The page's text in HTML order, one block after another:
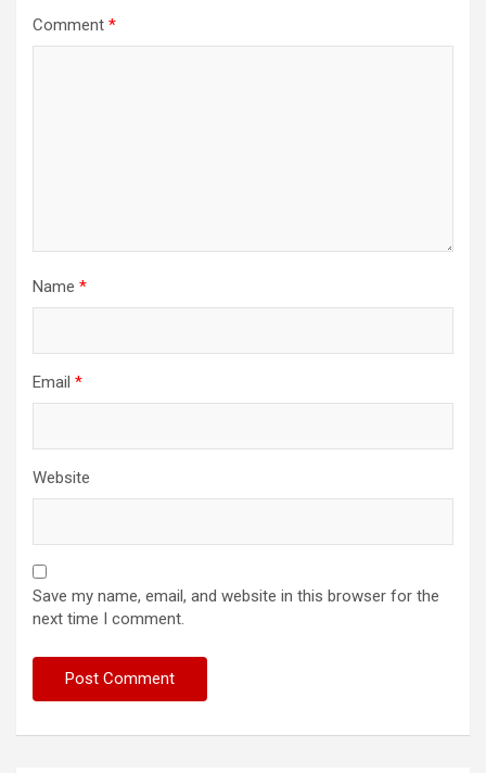
Comment *
Name *
Email *
Website
Save my name, email, and website in this browser for the
next time I comment.